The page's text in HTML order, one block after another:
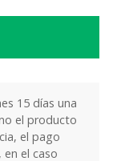
15 días una
el producto
el pago
el caso